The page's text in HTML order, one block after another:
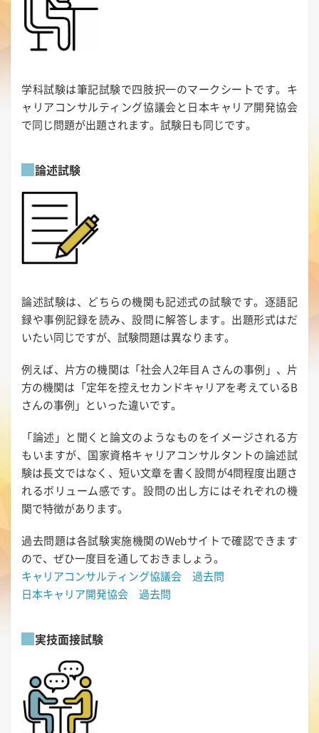
学科試験は筆記試験で四肢択一のマークシートです。キ
ャリアコンサルティング協議会と日本キャリア開発協会
で同じ問題が出題されます。試験日も同じです。
論述試験
論述試験は、どちらの機関も記述式の試験です。逐語記
録や事例記録を読み、設問に解答します。出題形式はだ
いたい同じですが、試験問題は異なります。
例えば、片方の機関は「社会人2年目Ａさんの事例」、片
方の機関は「定年を控えセカンドキャリアを考えているB
さんの事例」といった違いです。
「論述」と聞くと論文のようなものをイメージされる方
もいますが、国家資格キャリアコンサルタントの論述試
験は長文ではなく、短い文章を書く設問が4問程度出題さ
れるボリューム感です。設問の出し方にはそれぞれの機
関で特徴があります。
過去問題は各試験実施機関のWebサイトで確認できます
ので、ぜひ一度目を通しておきましょう。
キャリアコンサルティング協議会 過去問
日本キャリア開発協会 過去問
実技面接試験